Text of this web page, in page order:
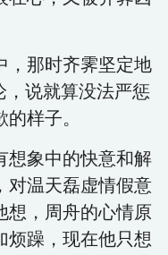
，那时齐霁坚定地
，说就算没法严惩
样子。
想象中的快意和解
对温天磊虚情假意
想，周舟的心情原
烦躁，现在他只想